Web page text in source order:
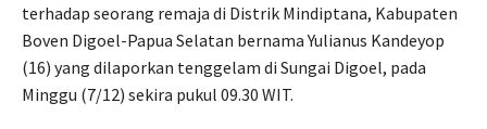
terhadap seorang remaja di Distrik Mindiptana, Kabupaten
Boven Digoel-Papua Selatan bernama Yulianus Kandeyop
(16) yang dilaporkan tenggelam di Sungai Digoel, pada
Minggu (7/12) sekira pukul 09.30 WIT.